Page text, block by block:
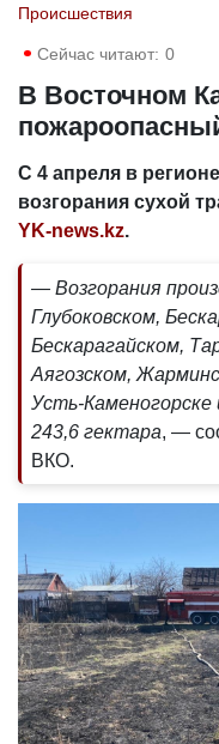
Происшествия
Сейчас читают: 0
В Восточном
С 4 апреля в
возгорания сухой
YK-news.kz.
— Возгорания
Глубоковском,
Бескарагайском,
Аягозском,
Усть-
243,6 гектара, —
ВКО.